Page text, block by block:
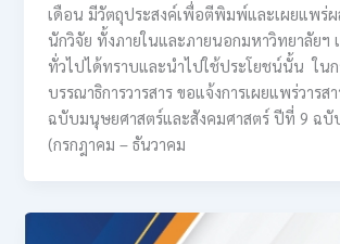
เดือน มีวัตถุประสงค์เพื่อตีพิมพ์และเผยแพร่ผ
นักวิจัย ทั้งภายในและภายนอกมหาวิทยาลัยฯ
ทั่วไปได้ทราบและนำไปใช้ประโยชน์นั้น ในก
บรรณาธิการวารสาร ขอแจ้งการเผยแพร่วารส
ฉบับมนุษยศาสตร์และสังคมศาสตร์ ปีที่ 9 ฉบั
(กรกฎาคม – ธันวาคม